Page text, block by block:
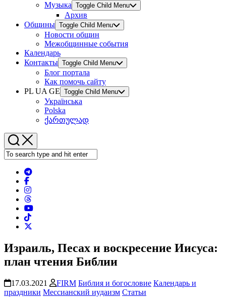
Музыка Toggle Child Menu
Архив
Общины Toggle Child Menu
Новости общин
Межобщинные события
Календарь
Контакты Toggle Child Menu
Блог портала
Как помочь сайту
PL UA GE Toggle Child Menu
Українська
Polska
ქართულად
Израиль, Песах и воскресение Иисуса:
план чтения Библии
17.03.2021 FIRM Библия и богословие Календарь и
праздники Мессианский иудаизм Статьи